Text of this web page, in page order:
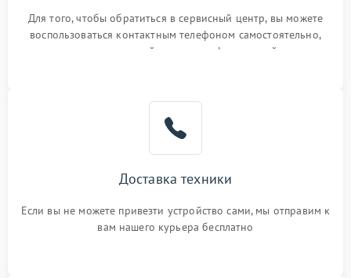
Для того, чтобы обратиться в сервисный центр, вы можете
воспользоваться контактным телефоном самостоятельно,
или оставить свой номер телефона на сайте
Доставка техники
Если вы не можете привезти устройство сами, мы отправим к
вам нашего курьера бесплатно